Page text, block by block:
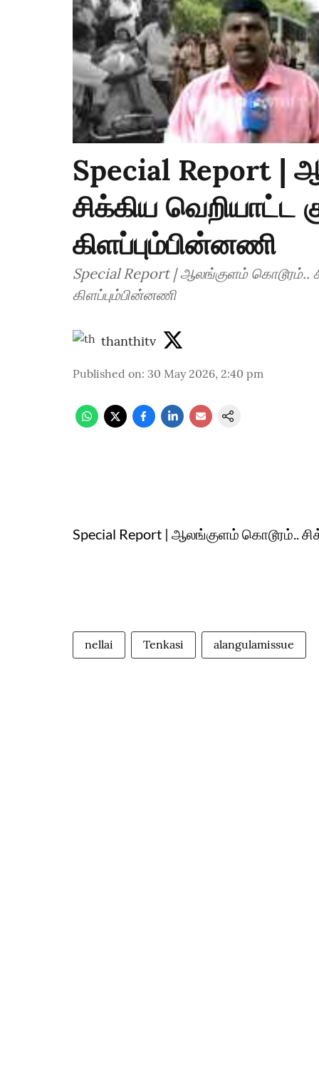
Special Report |
சிக்கிய வெறியாட்ட
கிளப்பும்பின்னணி
Special Report | ஆலங்குளம் கொடூரம்..
கிளப்பும்பின்னணி
thanthitv
Published on: 30 May 2026, 2:40 pm
Special Report | ஆலங்குளம் கொடூரம்..
nellai Tenkasi alangulamissue